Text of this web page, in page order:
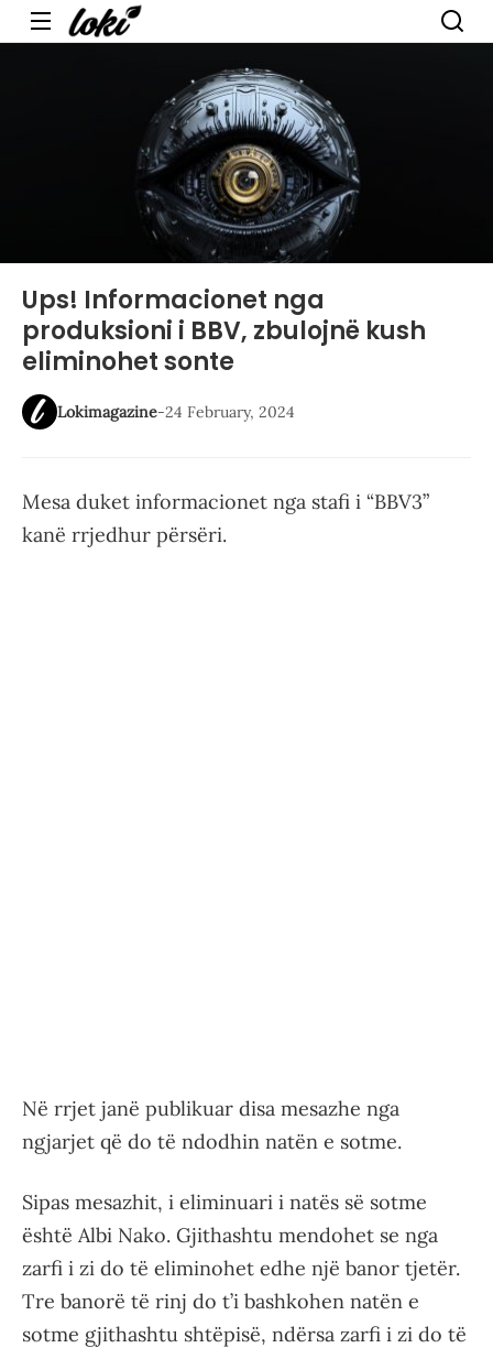
Menu
Ups! Informacionet nga
produksioni i BBV, zbulojnë kush
eliminohet sonte
Lokimagazine-24 February, 2024
Mesa duket informacionet nga stafi i “BBV3”
kanë rrjedhur përsëri.
Në rrjet janë publikuar disa mesazhe nga
ngjarjet që do të ndodhin natën e sotme.
Sipas mesazhit, i eliminuari i natës së sotme
është Albi Nako. Gjithashtu mendohet se nga
zarfi i zi do të eliminohet edhe një banor tjetër.
Tre banorë të rinj do t’i bashkohen natën e
sotme gjithashtu shtëpisë, ndërsa zarfi i zi do të